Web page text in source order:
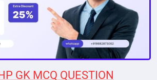
GK MCQ QUESTION